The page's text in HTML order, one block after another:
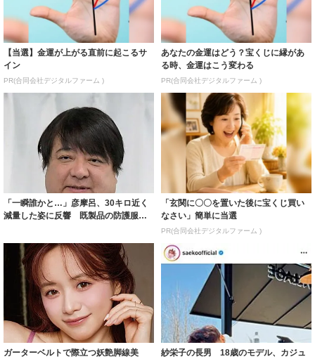
【当選】金運が上がる直前に起こるサ
イン
PR(合同会社デジタルファーム )
あなたの金運はどう？宝くじに縁があ
る時、金運はこう変わる
PR(合同会社デジタルファーム )
「一瞬誰かと…」彦摩呂、30キロ近く
減量した姿に反響 既製品の防護服が
「玄関に〇〇を置いた後に宝くじ買い
なさい」簡単に当選
PR(合同会社デジタルファーム )
ガーターベルトで際立つ妖艶脚線美
紗栄子の長男 18歳のモデル、カジュ